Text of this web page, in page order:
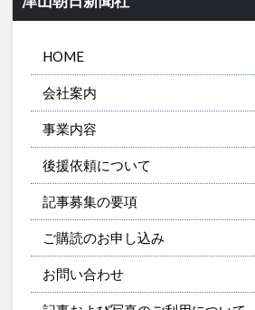
HOME
会社案内
事業内容
後援依頼について
記事募集の要項
ご購読のお申し込み
お問い合わせ